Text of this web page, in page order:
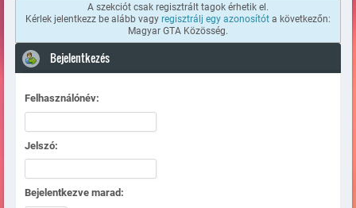
A szekciót csak regisztrált tagok érhetik el.
Kérlek jelentkezz be alább vagy regisztrálj egy azonosítót a következőn:
Magyar GTA Közösség.
Bejelentkezés
Felhasználónév:
Jelszó:
Bejelentkezve marad: